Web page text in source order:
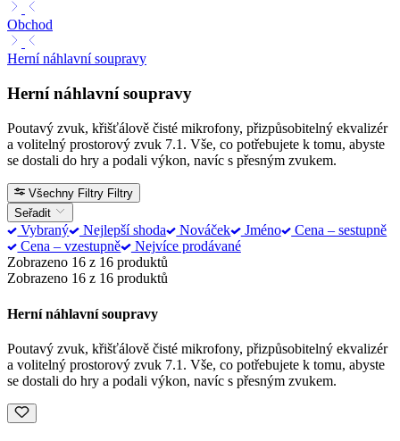
Obchod
Herní náhlavní soupravy
Herní náhlavní soupravy
Poutavý zvuk, křišťálově čisté mikrofony, přizpůsobitelný ekvalizér
a volitelný prostorový zvuk 7.1. Vše, co potřebujete k tomu, abyste
se dostali do hry a podali výkon, navíc s přesným zvukem.
Všechny Filtry Filtry
Seřadit
Vybraný Nejlepší shoda Nováček Jméno
Cena – sestupně
Cena – vzestupně
Nejvíce prodávané
Zobrazeno 16 z 16 produktů
Zobrazeno 16 z 16 produktů
Herní náhlavní soupravy
Poutavý zvuk, křišťálově čisté mikrofony, přizpůsobitelný ekvalizér
a volitelný prostorový zvuk 7.1. Vše, co potřebujete k tomu, abyste
se dostali do hry a podali výkon, navíc s přesným zvukem.